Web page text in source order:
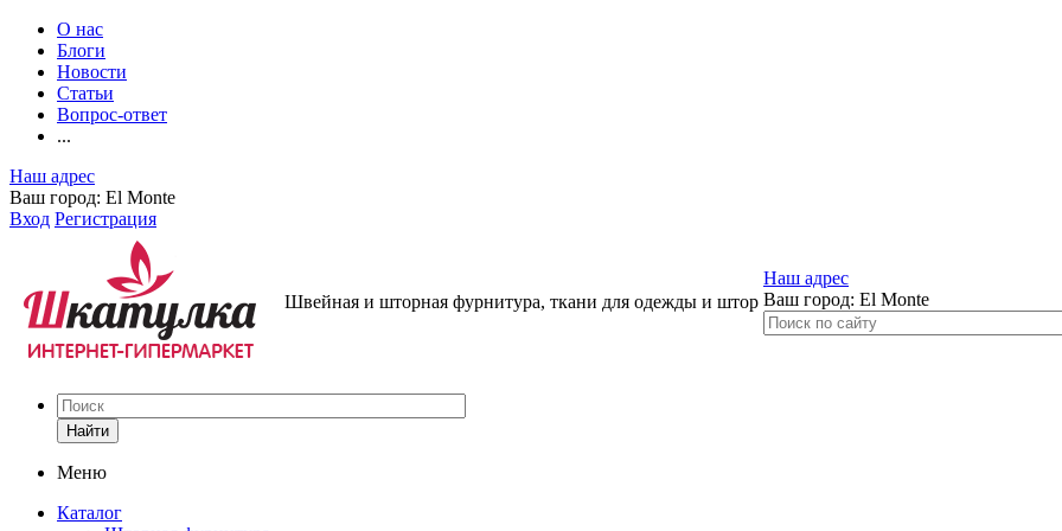
О нас
Блоги
Новости
Статьи
Вопрос-ответ
...
Наш адрес
Ваш город: El Monte
Вход Регистрация
Швейная и шторная фурнитура, ткани для одежды и штор
Наш адрес
Ваш город: El Monte
Найти
Меню
Каталог